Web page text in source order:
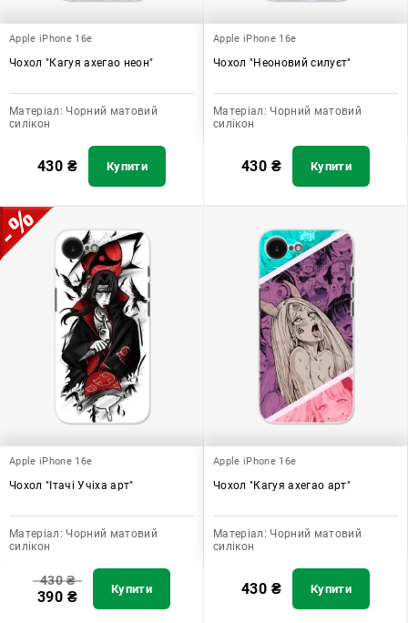
Apple iPhone 16e
Чохол "Кагуя ахегао неон"
Матеріал: Чорний матовий
силікон
430 ₴ Купити
Apple iPhone 16e
Чохол "Неоновий силуєт"
Матеріал: Чорний матовий
силікон
430 ₴ Купити
Apple iPhone 16e
Чохол "Ітачі Учіха арт"
Матеріал: Чорний матовий
силікон
430₴
390 ₴ Купити
Apple iPhone 16e
Чохол "Кагуя ахегао арт"
Матеріал: Чорний матовий
силікон
430 ₴ Купити